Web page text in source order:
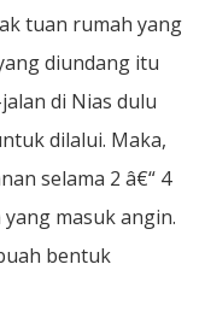
tuan rumah yang
diundang itu
di Nias dulu
dilalui. Maka,
selama 2 â€“ 4
masuk angin.
bentuk